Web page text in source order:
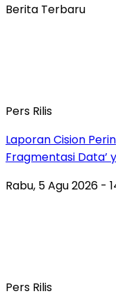
Berita Terbaru
Pers Rilis
Laporan Cision
Fragmentasi Data’
Rabu, 5 Agu 2026 -
Pers Rilis